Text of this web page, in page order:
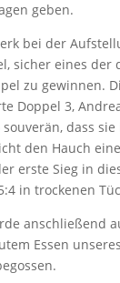
geben.
bei der
sicher eines der
zu gewinnen.
Doppel 3,
dass
den Hauch
erste Sieg in
in trockenen
anschließend
Essen